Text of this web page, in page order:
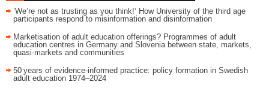
’We’re not as trusting as you think!‘ How University of the third age
participants respond to misinformation and disinformation
Marketisation of adult education offerings? Programmes of adult
education centres in Germany and Slovenia between state, markets,
quasi-markets and communities
50 years of evidence‑informed practice: policy formation in Swedish
adult education 1974–2024